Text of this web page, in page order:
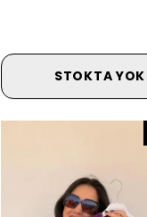
STOKTA YOK